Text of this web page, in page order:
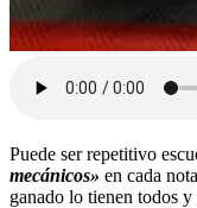
Puede ser repetitivo
mecánicos» en cada
ganado lo tienen todos